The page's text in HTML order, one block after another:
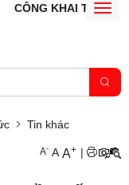
CÔNG KHAI THỦ
Tin khác
A- A A+ |